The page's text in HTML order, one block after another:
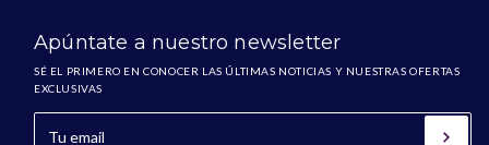
Apúntate a nuestro newsletter
SÉ EL PRIMERO EN CONOCER LAS ÚLTIMAS NOTICIAS Y NUESTRAS OFERTAS
EXCLUSIVAS